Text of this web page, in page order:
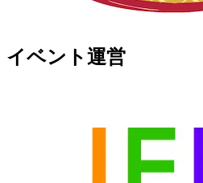
イベント運営